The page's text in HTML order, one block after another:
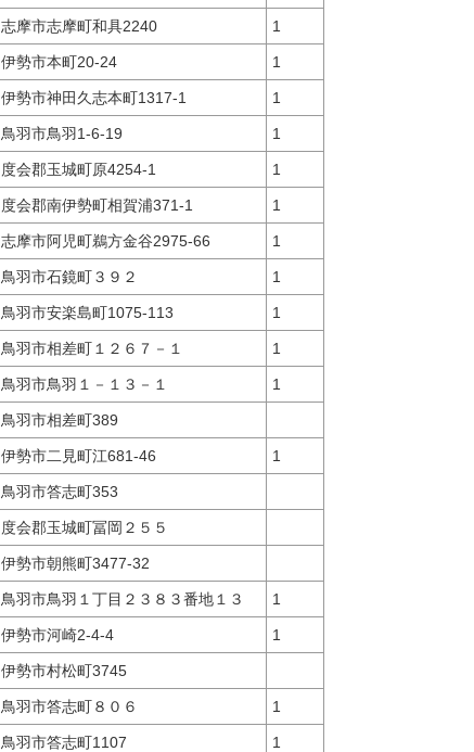
志摩市志摩町和具2240 1
伊勢市本町20‐24 1
伊勢市神田久志本町1317-1 1
鳥羽市鳥羽1-6-19 1
度会郡玉城町原4254-1 1
度会郡南伊勢町相賀浦371-1 1
志摩市阿児町鵜方金谷2975-66 1
鳥羽市石鏡町３９２ 1
鳥羽市安楽島町1075-113 1
鳥羽市相差町１２６７－１ 1
鳥羽市鳥羽１－１３－１ 1
鳥羽市相差町389
伊勢市二見町江681-46 1
鳥羽市答志町353
度会郡玉城町冨岡２５５
伊勢市朝熊町3477-32
鳥羽市鳥羽１丁目２３８３番地１３ 1
伊勢市河崎2-4-4 1
伊勢市村松町3745
鳥羽市答志町８０６ 1
鳥羽市答志町1107 1